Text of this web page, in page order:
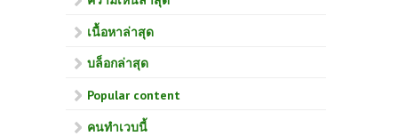
เนื้อหาล่าสุด
บล็อกล่าสุด
Popular content
คนทำเวบนี้